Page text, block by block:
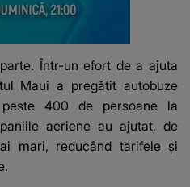
Într-un efort de a ajuta
Maui a pregătit autobuze
400 de persoane la
aeriene au ajutat, de
mari, reducând tarifele și